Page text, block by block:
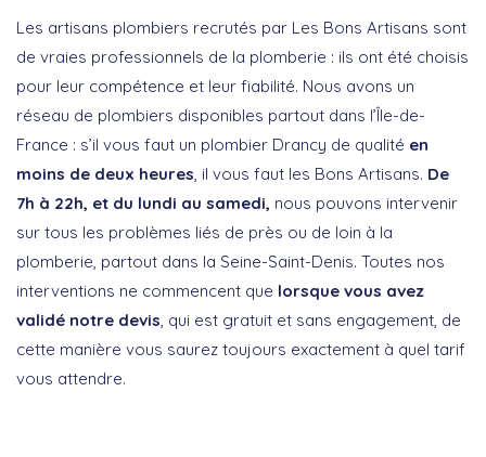
Les artisans plombiers recrutés par Les Bons Artisans sont
de vraies professionnels de la plomberie : ils ont été choisis
pour leur compétence et leur fiabilité. Nous avons un
réseau de plombiers disponibles partout dans l’Île-de-
France : s’il vous faut un plombier Drancy de qualité en
moins de deux heures, il vous faut les Bons Artisans. De
7h à 22h, et du lundi au samedi, nous pouvons intervenir
sur tous les problèmes liés de près ou de loin à la
plomberie, partout dans la Seine-Saint-Denis. Toutes nos
interventions ne commencent que lorsque vous avez
validé notre devis, qui est gratuit et sans engagement, de
cette manière vous saurez toujours exactement à quel tarif
vous attendre.